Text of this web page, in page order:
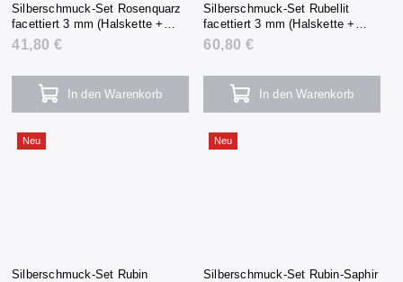
Silberschmuck-Set Rosenquarz
facettiert 3 mm (Halskette +
Armband + Ohrringe)
41,80 €
In den Warenkorb
Silberschmuck-Set Rubellit
facettiert 3 mm (Halskette +
Armband + Ohrringe)
60,80 €
In den Warenkorb
Neu
Silberschmuck-Set Rubin
Neu
Silberschmuck-Set Rubin-Saphir